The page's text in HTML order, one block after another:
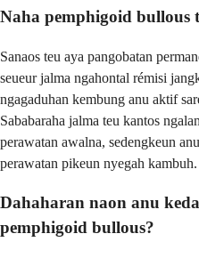
Naha pemphigoid bullous
Sanaos teu aya pangobatan
seueur jalma ngahontal rémisi
ngagaduhan kembung anu aktif
Sababaraha jalma teu kantos
perawatan awalna, sedengkeun
perawatan pikeun nyegah kambuh.
Dahaharan naon anu
pemphigoid bullous?